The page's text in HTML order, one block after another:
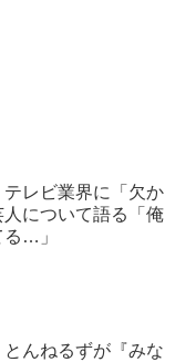
レビ業界に「欠か
について語る「俺
る…」
んねるずが『みな